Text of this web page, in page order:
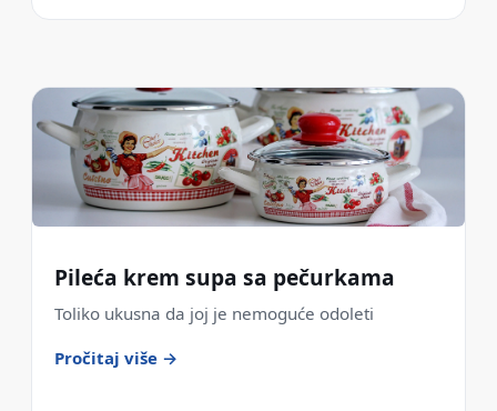
Pileća krem supa sa pečurkama
Toliko ukusna da joj je nemoguće odoleti
Pročitaj više →